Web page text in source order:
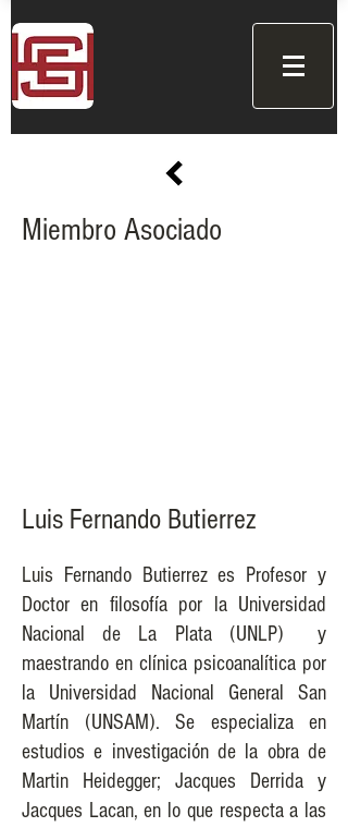
Miembro Asociado
Luis Fernando Butierrez
Luis Fernando Butierrez es Profesor y
Doctor en filosofía por la Universidad
Nacional de La Plata (UNLP) y
maestrando en clínica psicoanalítica por
la Universidad Nacional General San
Martín (UNSAM). Se especializa en
estudios e investigación de la obra de
Martin Heidegger; Jacques Derrida y
Jacques Lacan, en lo que respecta a las